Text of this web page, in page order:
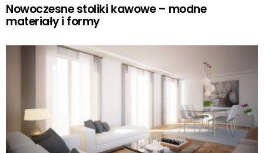
Nowoczesne stoliki kawowe – modne
materiały i formy